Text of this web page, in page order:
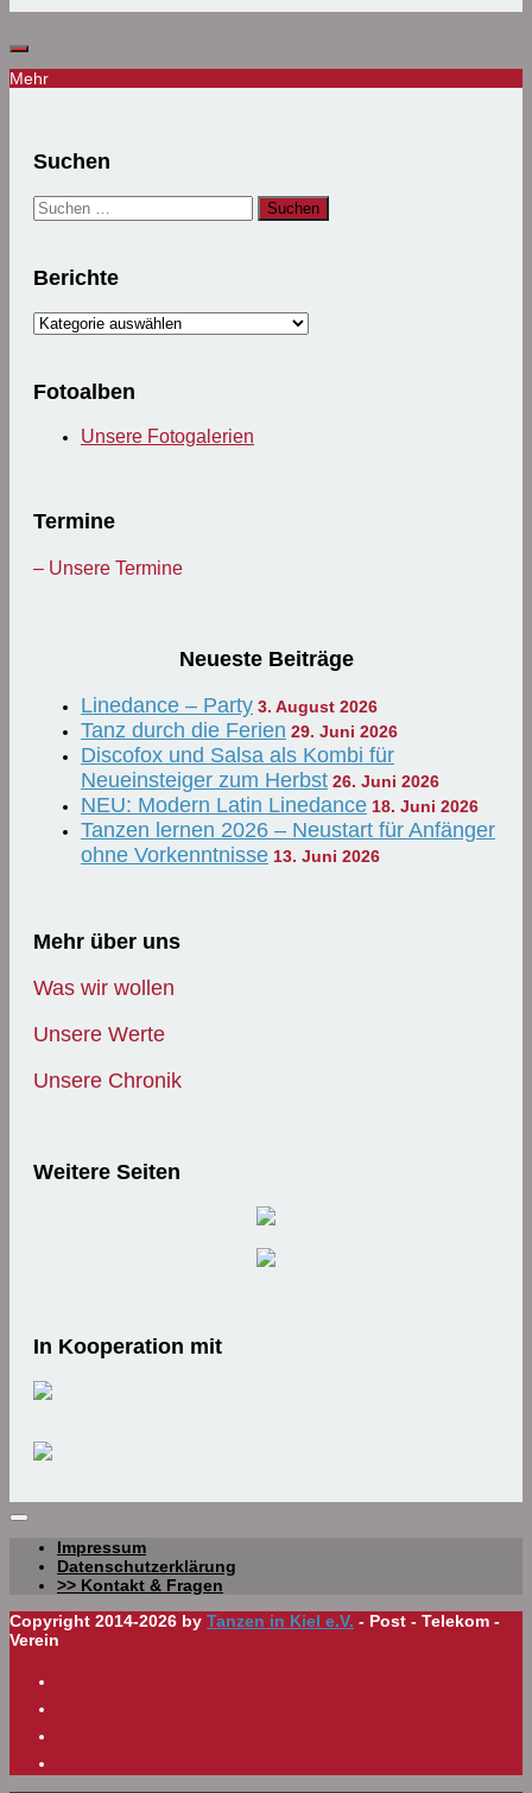
Mehr
Suchen
Suchen
nach:
Berichte
Berichte
Fotoalben
Unsere Fotogalerien
Termine
– Unsere Termine
Neueste Beiträge
Linedance – Party 3. August 2026
Tanz durch die Ferien 29. Juni 2026
Discofox und Salsa als Kombi für
Neueinsteiger zum Herbst 26. Juni 2026
NEU: Modern Latin Linedance 18. Juni 2026
Tanzen lernen 2026 – Neustart für Anfänger
ohne Vorkenntnisse 13. Juni 2026
Mehr über uns
Was wir wollen
Unsere Werte
Unsere Chronik
Weitere Seiten
In Kooperation mit
Impressum
Datenschutzerklärung
>> Kontakt & Fragen
Copyright 2014-2026 by Tanzen in Kiel e.V. - Post - Telekom -
Verein